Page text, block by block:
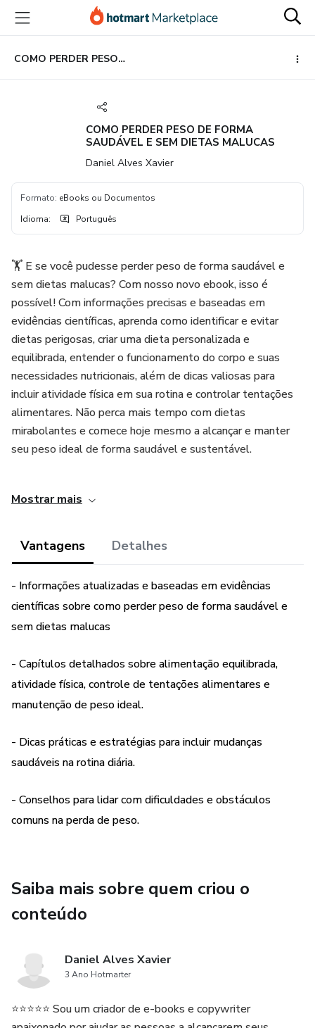
para
conteúdo
principal
para
pagamento
para
rodapé
COMO PERDER PESO DE FORMA SAUDÁVEL E SEM DIETAS MALUCAS
COMO PERDER PESO DE FORMA
SAUDÁVEL E SEM DIETAS MALUCAS
Daniel Alves Xavier
Formato: eBooks ou Documentos
Idioma: Português
🏋️ E se você pudesse perder peso de forma saudável e
sem dietas malucas? Com nosso novo ebook, isso é
possível! Com informações precisas e baseadas em
evidências científicas, aprenda como identificar e evitar
dietas perigosas, criar uma dieta personalizada e
equilibrada, entender o funcionamento do corpo e suas
necessidades nutricionais, além de dicas valiosas para
incluir atividade física em sua rotina e controlar tentações
alimentares. Não perca mais tempo com dietas
mirabolantes e comece hoje mesmo a alcançar e manter
seu peso ideal de forma saudável e sustentável.
saudável e sem dietas malucas" e comece a transformar
Mostrar mais
Vantagens Detalhes
- Informações atualizadas e baseadas em evidências
científicas sobre como perder peso de forma saudável e
sem dietas malucas
- Capítulos detalhados sobre alimentação equilibrada,
atividade física, controle de tentações alimentares e
manutenção de peso ideal.
- Dicas práticas e estratégias para incluir mudanças
saudáveis na rotina diária.
- Conselhos para lidar com dificuldades e obstáculos
comuns na perda de peso.
Saiba mais sobre quem criou o
conteúdo
Daniel Alves Xavier
3 Ano Hotmarter
⭐⭐⭐⭐⭐ Sou um criador de e-books e copywriter